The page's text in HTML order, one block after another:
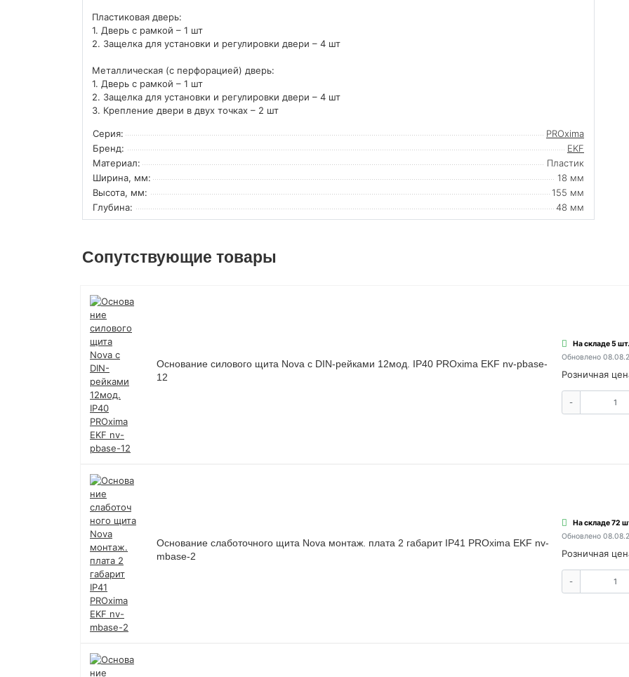
Пластиковая дверь:
1. Дверь с рамкой – 1 шт
2. Защелка для установки и регулировки двери – 4 шт
Металлическая (с перфорацией) дверь:
1. Дверь с рамкой – 1 шт
2. Защелка для установки и регулировки двери – 4 шт
3. Крепление двери в двух точках – 2 шт
Серия:
PROxima
Бренд:
EKF
Материал:
Пластик
Ширина, мм:
18 мм
Высота, мм:
155 мм
Глубина:
48 мм
Сопутствующие товары
Основание силового щита Nova с DIN-рейками 12мод. IP40 PROxima EKF nv-pbase-
12
На складе 5 шт.
Обновлено
Розничная
-
Основание слаботочного щита Nova монтаж. плата 2 габарит IP41 PROxima EKF nv-
mbase-2
На складе 72
Обновлено
Розничная
-